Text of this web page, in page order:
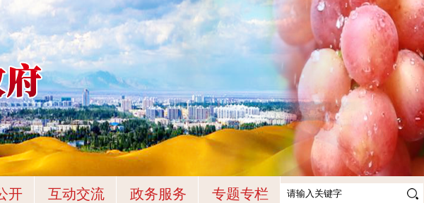
开 互动交流 政务服务 专题专栏